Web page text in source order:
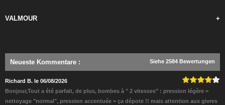
VALMOUR +
Neueste Kommentare : Siehe 2584 Bewertungen
Richard B. le 06/08/2026
Bonjour,Tout a été parfait, de plus, bombes à " 2 vitesses" : pression légère =
nettoyage "normal", pression accentuée = ça dépote !! mais attention aux givres